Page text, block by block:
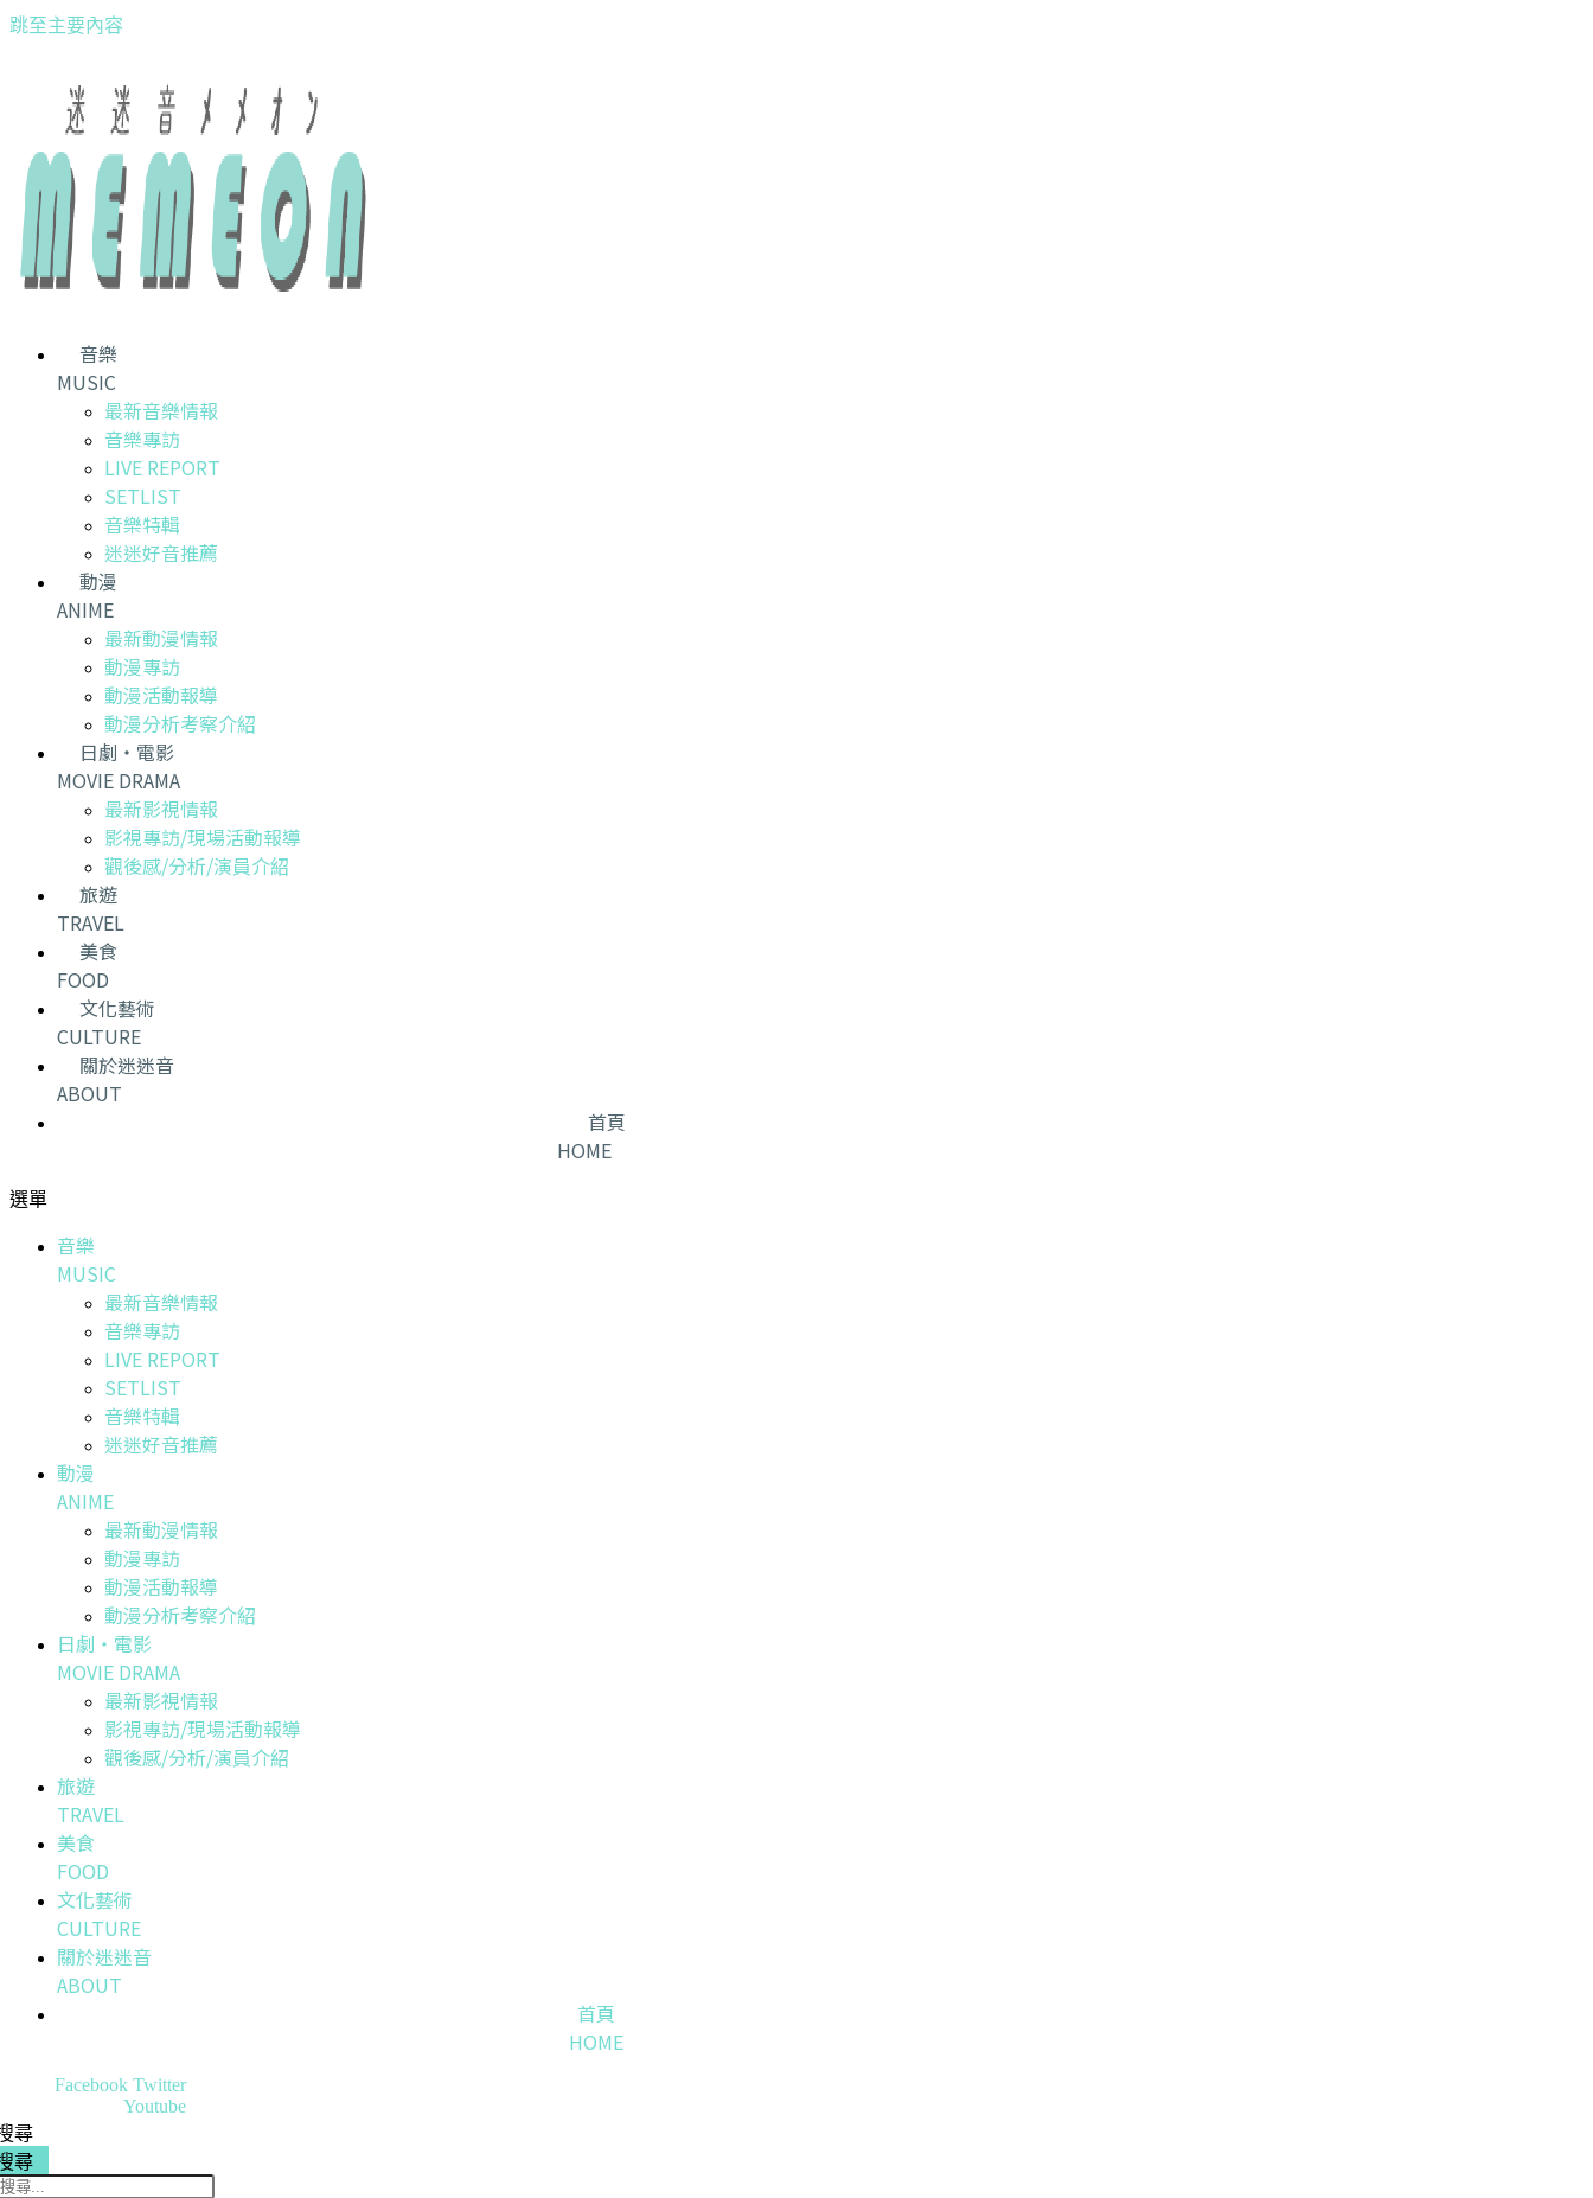
跳至主要內容
音樂
MUSIC
最新音樂情報
音樂專訪
LIVE REPORT
SETLIST
音樂特輯
迷迷好音推薦
動漫
ANIME
最新動漫情報
動漫專訪
動漫活動報導
動漫分析考察介紹
日劇・電影
MOVIE DRAMA
最新影視情報
影視專訪/現場活動報導
觀後感/分析/演員介紹
旅遊
TRAVEL
美食
FOOD
文化藝術
CULTURE
關於迷迷音
ABOUT
首頁
HOME
選單
音樂
MUSIC
最新音樂情報
音樂專訪
LIVE REPORT
SETLIST
音樂特輯
迷迷好音推薦
動漫
ANIME
最新動漫情報
動漫專訪
動漫活動報導
動漫分析考察介紹
日劇・電影
MOVIE DRAMA
最新影視情報
影視專訪/現場活動報導
觀後感/分析/演員介紹
旅遊
TRAVEL
美食
FOOD
文化藝術
CULTURE
關於迷迷音
ABOUT
首頁
HOME
Facebook Twitter
Youtube
尋
尋